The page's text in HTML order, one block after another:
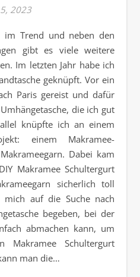
2023
gibt es viele weitere
Im letzten Jahr habe ich
geknüpft. Vor ein
Paris gereist und dafür
die ich gut
knüpfte ich an einem
einem Makramee-
Dabei kam
Makramee Schultergurt
sicherlich toll
mich auf die Suche nach
begeben, bei der
abmachen kann, um
Makramee Schultergurt
man die…